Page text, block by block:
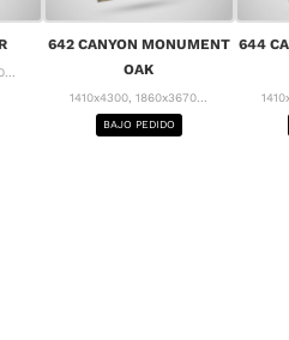
642 CANYON MONUMENT
OAK
1410x4300, 1860x3670...
BAJO PEDIDO
644